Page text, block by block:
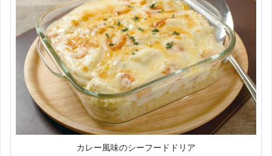
カレー風味のシーフードドリア